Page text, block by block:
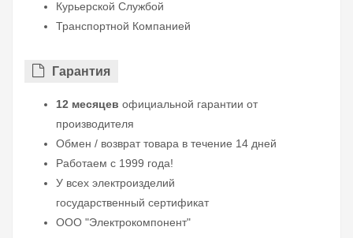
Курьерской Службой
Транспортной Компанией
Гарантия
12 месяцев официальной гарантии от
производителя
Обмен / возврат товара в течение 14 дней
Работаем с 1999 года!
У всех электроизделий
государственный сертификат
ООО "Электрокомпонент"